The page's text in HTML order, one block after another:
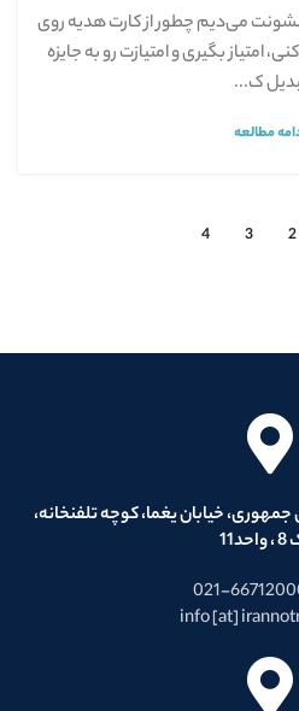
می‌دیم چطور از کارت هدیه روی
امتیاز بگیری و امتیازت رو به جایزه
ک...
مطالعه
2
3
4
خیابان یغما، کوچه تلفنخانه،
info [at]